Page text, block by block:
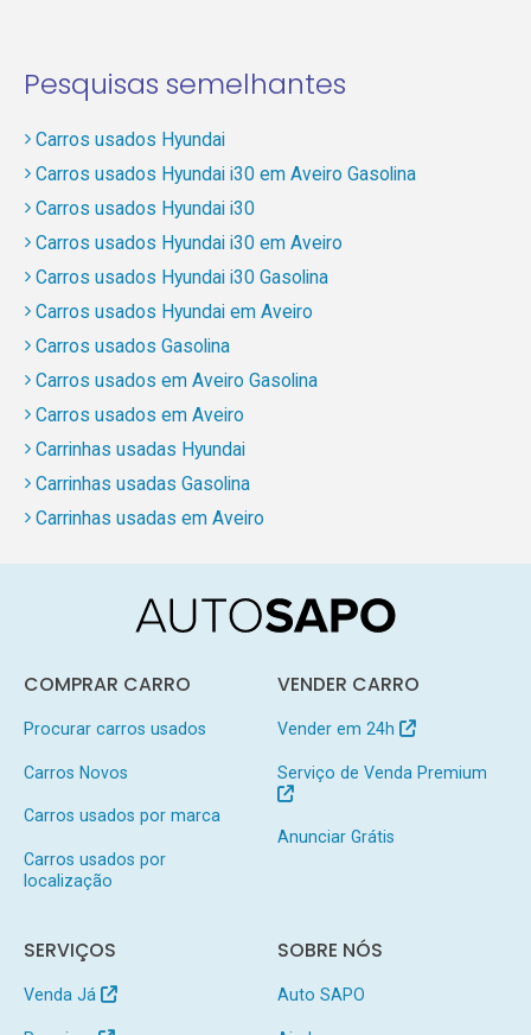
Pesquisas semelhantes
Carros usados Hyundai
Carros usados Hyundai i30 em Aveiro Gasolina
Carros usados Hyundai i30
Carros usados Hyundai i30 em Aveiro
Carros usados Hyundai i30 Gasolina
Carros usados Hyundai em Aveiro
Carros usados Gasolina
Carros usados em Aveiro Gasolina
Carros usados em Aveiro
Carrinhas usadas Hyundai
Carrinhas usadas Gasolina
Carrinhas usadas em Aveiro
COMPRAR CARRO
Procurar carros usados
Carros Novos
Carros usados por marca
Carros usados por
localização
VENDER CARRO
Vender em 24h
Serviço de Venda Premium
Anunciar Grátis
SERVIÇOS
Venda Já
SOBRE NÓS
Auto SAPO